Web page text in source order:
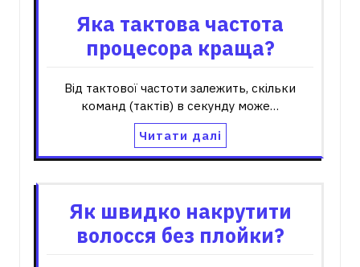
Яка тактова частота
процесора краща?
Від тактової частоти залежить, скільки
команд (тактів) в секунду може…
Читати далі
Як швидко накрутити
волосся без плойки?